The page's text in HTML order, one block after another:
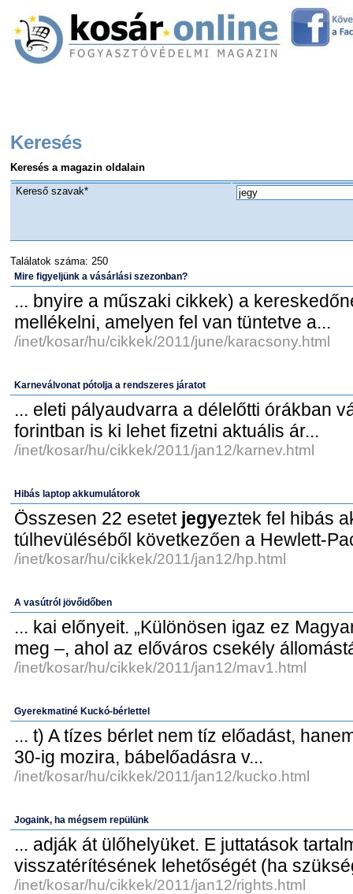
Keresés
Keresés a magazin oldalain
Kereső szavak*
Találatok száma: 250
Mire figyeljünk a vásárlási szezonban?
... bnyire a műszaki cikkek) a
mellékelni, amelyen fel van tüntetve a...
/inet/kosar/hu/cikkek/2011/june/karacsony.html
Karneválvonat pótolja a rendszeres járatot
... eleti pályaudvarra a délelőtti órákban
forintban is ki lehet fizetni aktuális ár...
/inet/kosar/hu/cikkek/2011/jan12/karnev.html
Hibás laptop akkumulátorok
Összesen 22 esetet jegyeztek fel hibás
túlhevüléséből következően a Hewlett-
/inet/kosar/hu/cikkek/2011/jan12/hp.html
A vasútról jövőidőben
... kai előnyeit. „Különösen igaz ez
meg –, ahol az előváros csekély
/inet/kosar/hu/cikkek/2011/jan12/mav1.html
Gyerekmatiné Kuckó-bérlettel
... t) A tízes bérlet nem tíz előadást,
30-ig mozira, bábelőadásra v...
/inet/kosar/hu/cikkek/2011/jan12/kucko.html
Jogaink, ha mégsem repülünk
... adják át ülőhelyüket. E juttatások
visszatérítésének lehetőségét (ha
/inet/kosar/hu/cikkek/2011/jan12/rights.html